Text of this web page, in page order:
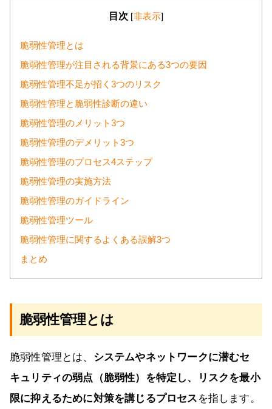
目次 [非表示]
脆弱性管理とは
脆弱性管理が注目される背景にある3つの要因
脆弱性管理不足が招く3つのリスク
脆弱性管理と脆弱性診断の違い
脆弱性管理のメリット3つ
脆弱性管理のデメリット3つ
脆弱性管理のプロセス4ステップ
脆弱性管理の実施方法
脆弱性管理のガイドライン
脆弱性管理ツール
脆弱性管理に関するよくある誤解3つ
まとめ
脆弱性管理とは
脆弱性管理とは、 システムやネットワークに潜むセ
キュリティの弱点（脆弱性）を特定し、リスクを最小
限に抑えるために対策を講じるプロセス を指します。